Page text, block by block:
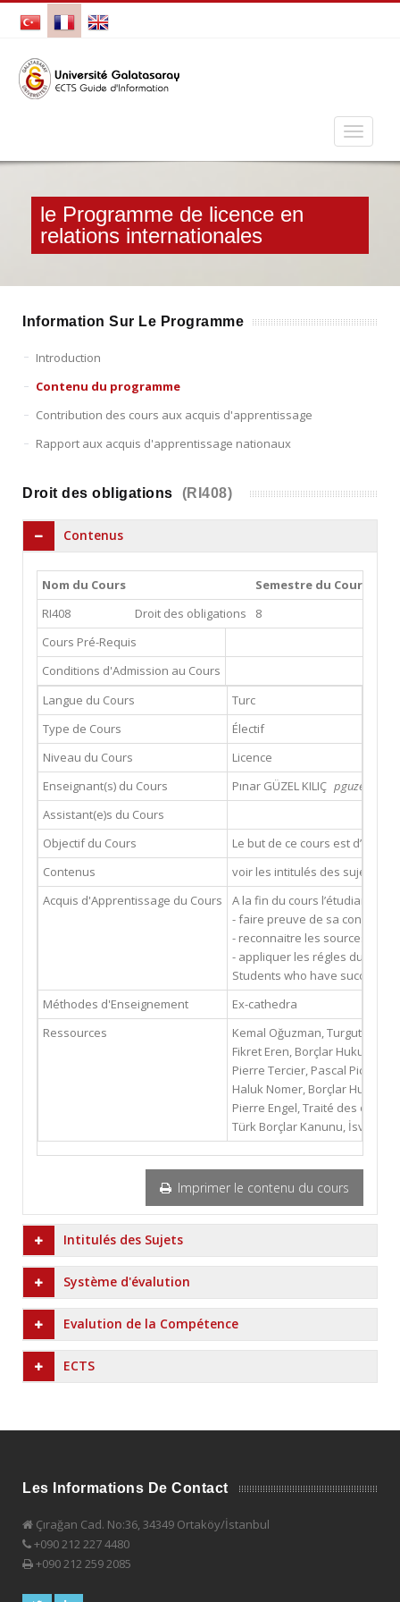
le Programme de licence en
relations internationales
Information Sur Le Programme
Introduction
Contenu du programme
Contribution des cours aux acquis d'apprentissage
Rapport aux acquis d'apprentissage nationaux
Droit des obligations (RI408)
Contenus
Nom du Cours Semestre du Cours
RI408
Droit des obligations 8
Cours Pré-Requis
Conditions d'Admission au Cours
Langue du Cours
Turc
Type de Cours
Électif
Niveau du Cours
Licence
Enseignant(s) du Cours
Pınar GÜZEL KILIÇ
Assistant(e)s du Cours
Objectif du Cours
Le but de ce cours est
Contenus
voir les intitulés des sujets
Acquis d'Apprentissage du Cours
A la fin du cours l’étudiant
- faire preuve de sa
- reconnaitre les sources et
- appliquer les régles du droit
Students who have
Méthodes d'Enseignement
Ex-cathedra
Ressources
Kemal Oğuzman, Turgut Öz,
Fikret Eren, Borçlar Hukuku,
Pierre Tercier, Pascal
Haluk Nomer, Borçlar Hukuku
Pierre Engel, Traité des
Türk Borçlar Kanunu, İsviçre
Imprimer le contenu du cours
Intitulés des Sujets
Système d'évalution
Evalution de la Compétence
ECTS
Les Informations De Contact
Çırağan Cad. No:36, 34349 Ortaköy/İstanbul
+090 212 227 4480
+090 212 259 2085